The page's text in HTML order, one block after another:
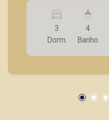
ambientes; - Cozinha
vaga de garagem. A Piramid tem como objetivo
atender seus clientes
segurança, em
prontos, usados ou
3
Dorm.
4
Banho